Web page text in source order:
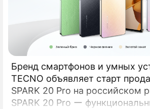
Бренд смартфонов и умных
TECNO объявляет старт
SPARK 20 Pro на российском рынке.
SPARK 20 Pro ー